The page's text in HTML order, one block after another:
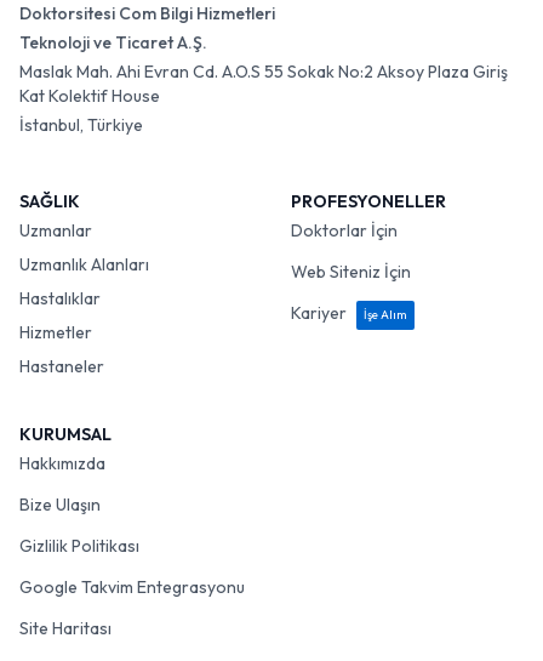
Doktorsitesi Com Bilgi Hizmetleri
Teknoloji ve Ticaret A.Ş.
Maslak Mah. Ahi Evran Cd. A.O.S 55 Sokak No:2 Aksoy Plaza Giriş
Kat Kolektif House
İstanbul, Türkiye
SAĞLIK
Uzmanlar
Uzmanlık Alanları
Hastalıklar
Hizmetler
Hastaneler
PROFESYONELLER
Doktorlar İçin
Web Siteniz İçin
Kariyer
İşe Alım
KURUMSAL
Hakkımızda
Bize Ulaşın
Gizlilik Politikası
Google Takvim Entegrasyonu
Site Haritası